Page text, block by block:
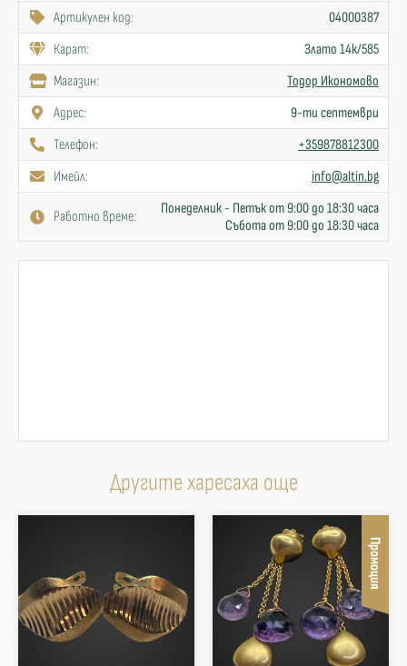
Артикулен код:
04000387
Карат:
Злато 14к/585
Mагазин:
Тодор Икономово
Адрес:
9-ти септември
Телефон:
+359878812300
Имейл:
info@altin.bg
Работно време:
Понеделник - Петък от 9:00 до 18:30 часа
Събота от 9:00 до 18:30 часа
Другите харесаха още
Промоция